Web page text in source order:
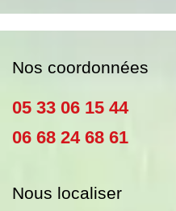
Nos coordonnées
05 33 06 15 44
06 68 24 68 61
Nous localiser